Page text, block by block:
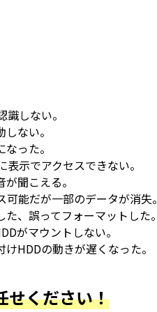
しない。
ない。
った。
表示でアクセスできない。
聞こえる。
可能だが一部のデータが消失。
、誤ってフォーマットした。
がマウントしない。
けHDDの動きが遅くなった。
せください！